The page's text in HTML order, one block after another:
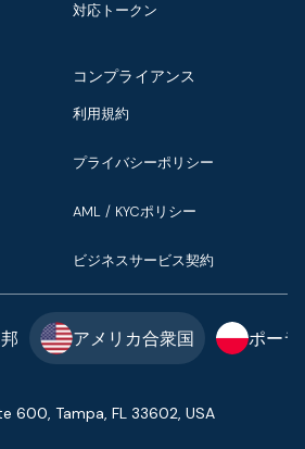
対応トークン
コンプライアンス
利用規約
プライバシーポリシー
AML / KYCポリシー
ビジネスサービス契約
アメリカ合衆国 ポーラ
600, Tampa, FL 33602, USA